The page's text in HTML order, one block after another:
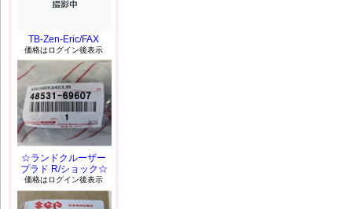
TB-Zen-Eric/FAX
価格はログイン後表示
☆ランドクルーザー
プラド R/ショック☆
価格はログイン後表示